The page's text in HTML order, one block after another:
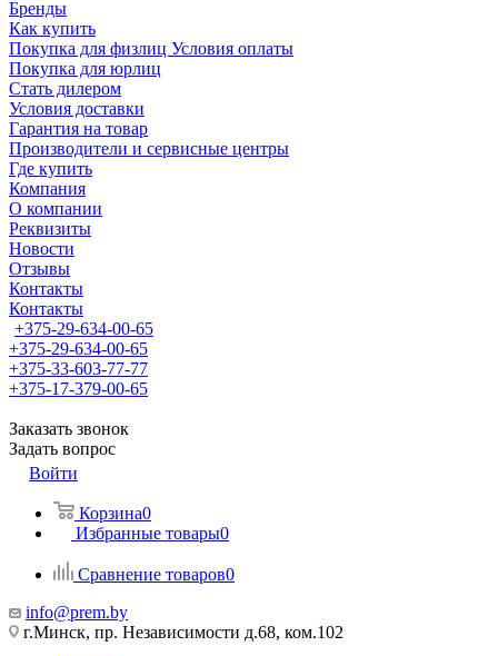
Бренды
Как купить
Покупка для физлиц Условия оплаты
Покупка для юрлиц
Стать дилером
Условия доставки
Гарантия на товар
Производители и сервисные центры
Где купить
Компания
О компании
Реквизиты
Новости
Отзывы
Контакты
Контакты
+375-29-634-00-65
+375-29-634-00-65
+375-33-603-77-77
+375-17-379-00-65
Заказать звонок
Задать вопрос
Войти
Корзина0
Избранные товары0
Сравнение товаров0
info@prem.by
г.Минск, пр. Независимости д.68, ком.102